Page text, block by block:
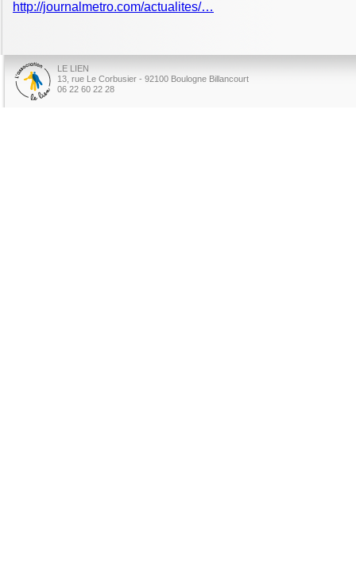
http://journalmetro.com/actualites/…
LE LIEN
13, rue Le Corbusier - 92100 Boulogne Billancourt
06 22 60 22 28